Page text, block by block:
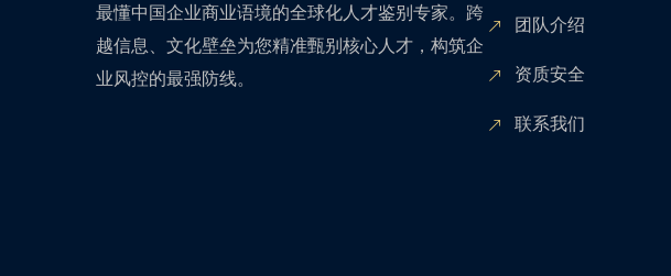
最懂中国企业商业语境的全球化人才鉴别专家。跨
越信息、文化壁垒为您精准甄别核心人才，构筑企
业风控的最强防线。
团队介绍
资质安全
联系我们